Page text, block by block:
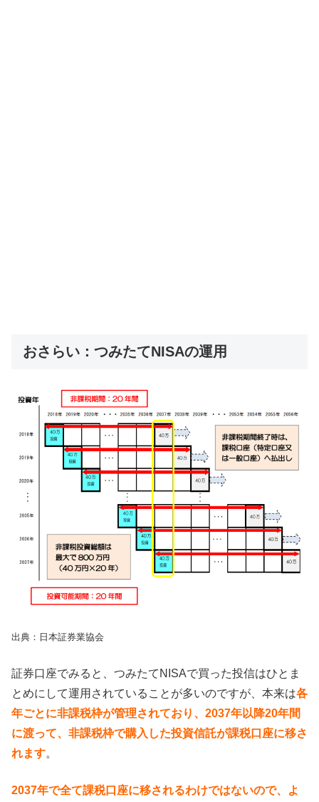
おさらい：つみたてNISAの運用
出典：日本証券業協会
証券口座でみると、つみたてNISAで買った投信はひとま
とめにして運用されていることが多いのですが、本来は各
年ごとに非課税枠が管理されており、2037年以降20年間
に渡って、非課税枠で購入した投資信託が課税口座に移さ
れます。
2037年で全て課税口座に移されるわけではないので、よ